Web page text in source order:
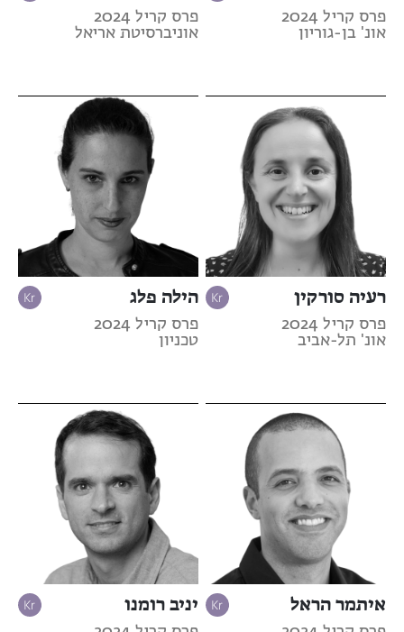
פרס קריל 2024
אונ' בן-גוריון
פרס קריל 2024
אוניברסיטת אריאל
רעיה סורקין
פרס קריל 2024
אונ' תל-אביב
הילה פלג
פרס קריל 2024
טכניון
איתמר הראל יניב רומנו